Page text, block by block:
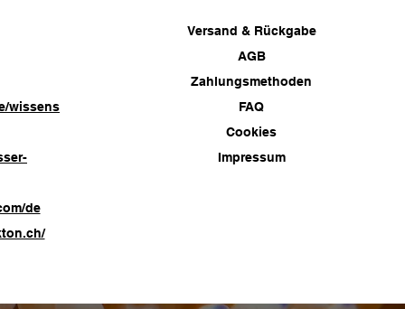
wissens
de
Versand & Rückgabe
AGB
Zahlungsmethoden
FAQ
Cookies
Impressum